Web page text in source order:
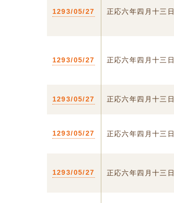
1293/05/27 正応六年四月十三日
1293/05/27 正応六年四月十三日
1293/05/27 正応六年四月十三日
1293/05/27 正応六年四月十三日
1293/05/27 正応六年四月十三日